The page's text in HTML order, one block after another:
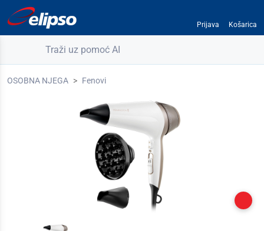
Prijava Košarica
Traži uz pomoć AI
OSOBNA NJEGA Fenovi